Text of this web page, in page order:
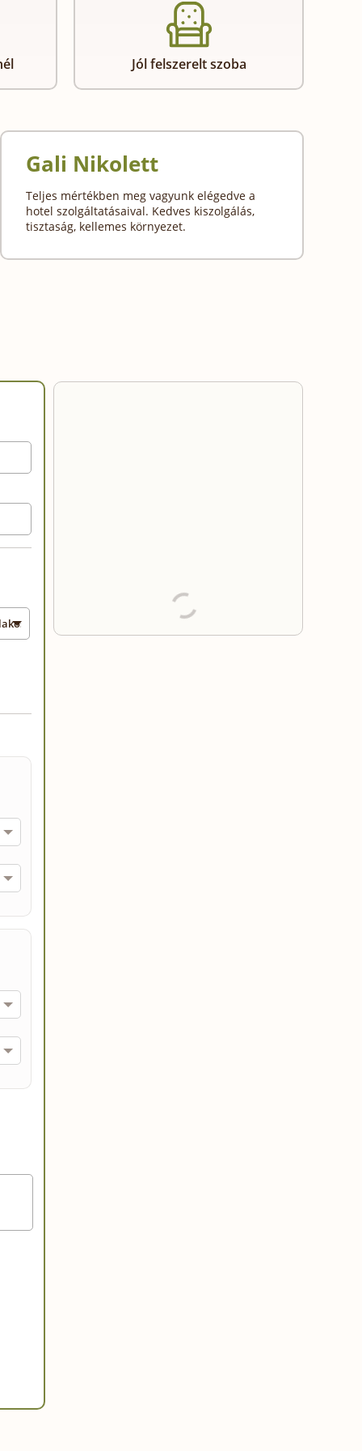
Jól felszerelt szoba
Gali Nikolett
Teljes mértékben meg vagyunk elégedve a
hotel szolgáltatásaival. Kedves kiszolgálás,
tisztaság, kellemes környezet.